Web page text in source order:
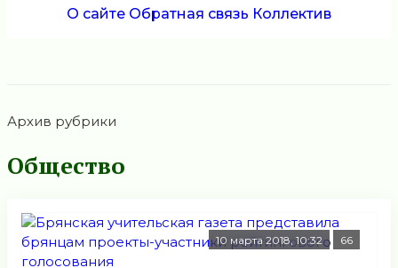
О сайте Обратная связь Коллектив
Архив рубрики
Общество
10 марта 2018, 10:32 66